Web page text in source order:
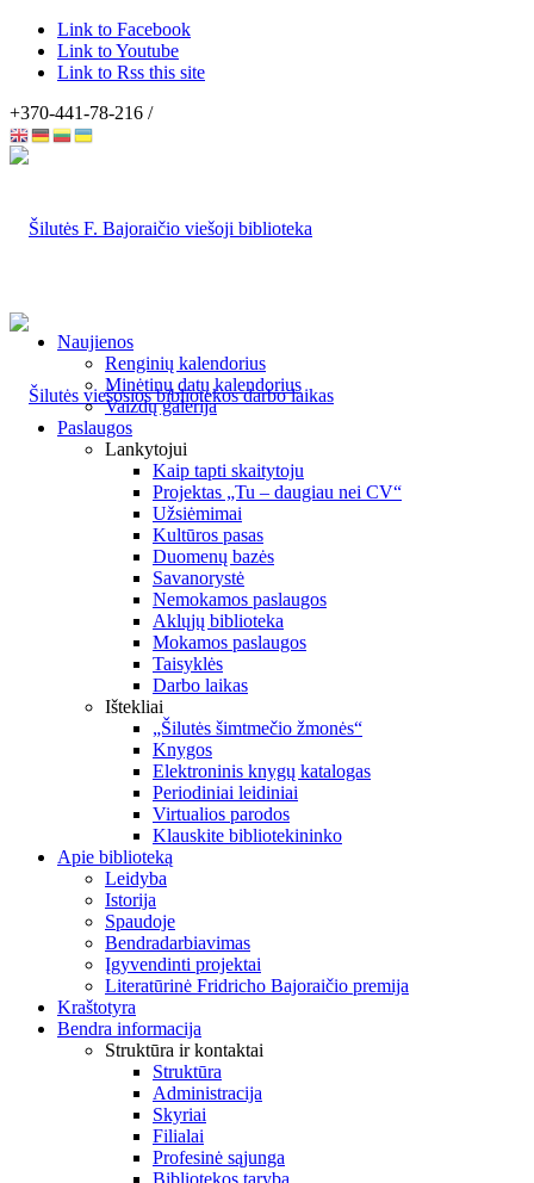
Link to Facebook
Link to Youtube
Link to Rss this site
+370-441-78-216 /
Naujienos
Renginių kalendorius
Minėtinų datų kalendorius
Vaizdų galerija
Paslaugos
Lankytojui
Kaip tapti skaitytoju
Projektas „Tu – daugiau nei CV“
Užsiėmimai
Kultūros pasas
Duomenų bazės
Savanorystė
Nemokamos paslaugos
Aklųjų biblioteka
Mokamos paslaugos
Taisyklės
Darbo laikas
Ištekliai
„Šilutės šimtmečio žmonės“
Knygos
Elektroninis knygų katalogas
Periodiniai leidiniai
Virtualios parodos
Klauskite bibliotekininko
Apie biblioteką
Leidyba
Istorija
Spaudoje
Bendradarbiavimas
Įgyvendinti projektai
Literatūrinė Fridricho Bajoraičio premija
Kraštotyra
Bendra informacija
Struktūra ir kontaktai
Struktūra
Administracija
Skyriai
Filialai
Profesinė sąjunga